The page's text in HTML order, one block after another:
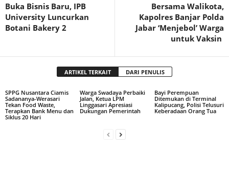
Buka Bisnis Baru, IPB
University Luncurkan
Botani Bakery 2
Bersama Walikota,
Kapolres Banjar Polda
Jabar ‘Menjebol’ Warga
untuk Vaksin
ARTIKEL TERKAIT DARI PENULIS
SPPG Nusantara Ciamis
Sadananya-Werasari
Tekan Food Waste,
Terapkan Bank Menu dan
Siklus 20 Hari
Warga Swadaya Perbaiki
Jalan, Ketua LPM
Linggasari Apresiasi
Dukungan Pemerintah
Bayi Perempuan
Ditemukan di Terminal
Kalipucang, Polisi Telusuri
Keberadaan Orang Tua